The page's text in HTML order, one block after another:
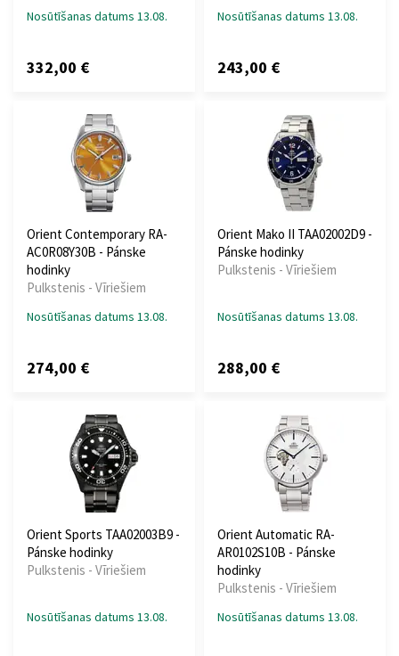
Nosūtīšanas datums 13.08.
332,00 €
Nosūtīšanas datums 13.08.
243,00 €
Orient Contemporary RA-
AC0R08Y30B - Pánske
hodinky
Pulkstenis - Vīriešiem
Nosūtīšanas datums 13.08.
274,00 €
Orient Mako II TAA02002D9 -
Pánske hodinky
Pulkstenis - Vīriešiem
Nosūtīšanas datums 13.08.
288,00 €
Orient Sports TAA02003B9 -
Pánske hodinky
Pulkstenis - Vīriešiem
Nosūtīšanas datums 13.08.
Orient Automatic RA-
AR0102S10B - Pánske
hodinky
Pulkstenis - Vīriešiem
Nosūtīšanas datums 13.08.